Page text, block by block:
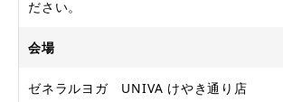
ださい。
会場
ゼネラルヨガ UNIVA けやき通り店